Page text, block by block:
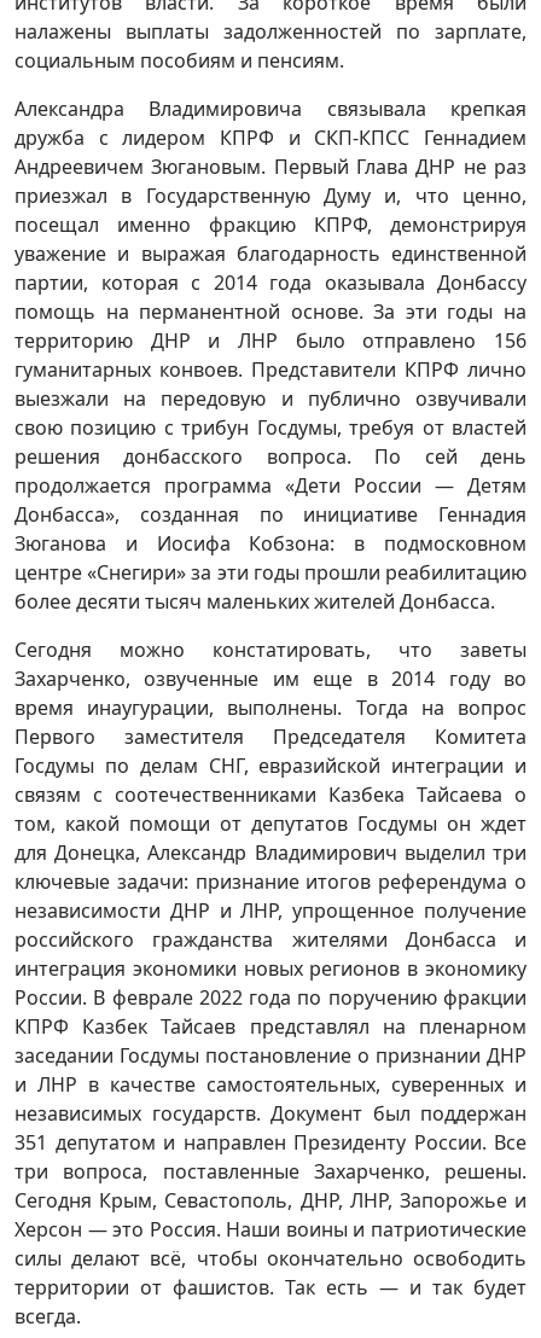
налажены выплаты задолженностей по зарплате,
социальным пособиям и пенсиям.
Александра Владимировича связывала крепкая
дружба с лидером КПРФ и СКП-КПСС Геннадием
Андреевичем Зюгановым. Первый Глава ДНР не раз
приезжал в Государственную Думу и, что ценно,
посещал именно фракцию КПРФ, демонстрируя
уважение и выражая благодарность единственной
партии, которая с 2014 года оказывала Донбассу
помощь на перманентной основе. За эти годы на
территорию ДНР и ЛНР было отправлено 156
гуманитарных конвоев. Представители КПРФ лично
выезжали на передовую и публично озвучивали
свою позицию с трибун Госдумы, требуя от властей
решения донбасского вопроса. По сей день
продолжается программа «Дети России — Детям
Донбасса», созданная по инициативе Геннадия
Зюганова и Иосифа Кобзона: в подмосковном
центре «Снегири» за эти годы прошли реабилитацию
более десяти тысяч маленьких жителей Донбасса.
Сегодня можно констатировать, что заветы
Захарченко, озвученные им еще в 2014 году во
время инаугурации, выполнены. Тогда на вопрос
Первого заместителя Председателя Комитета
Госдумы по делам СНГ, евразийской интеграции и
связям с соотечественниками Казбека Тайсаева о
том, какой помощи от депутатов Госдумы он ждет
для Донецка, Александр Владимирович выделил три
ключевые задачи: признание итогов референдума о
независимости ДНР и ЛНР, упрощенное получение
российского гражданства жителями Донбасса и
интеграция экономики новых регионов в экономику
России. В феврале 2022 года по поручению фракции
КПРФ Казбек Тайсаев представлял на пленарном
заседании Госдумы постановление о признании ДНР
и ЛНР в качестве самостоятельных, суверенных и
независимых государств. Документ был поддержан
351 депутатом и направлен Президенту России. Все
три вопроса, поставленные Захарченко, решены.
Сегодня Крым, Севастополь, ДНР, ЛНР, Запорожье и
Херсон — это Россия. Наши воины и патриотические
силы делают всё, чтобы окончательно освободить
территории от фашистов. Так есть — и так будет
всегда.